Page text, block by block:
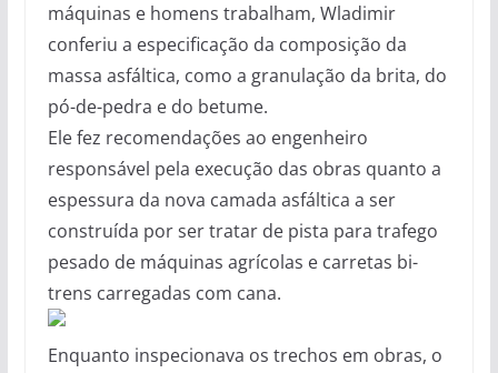
máquinas e homens trabalham, Wladimir
conferiu a especificação da composição da
massa asfáltica, como a granulação da brita, do
pó-de-pedra e do betume.
Ele fez recomendações ao engenheiro
responsável pela execução das obras quanto a
espessura da nova camada asfáltica a ser
construída por ser tratar de pista para trafego
pesado de máquinas agrícolas e carretas bi-
trens carregadas com cana.
Enquanto inspecionava os trechos em obras, o